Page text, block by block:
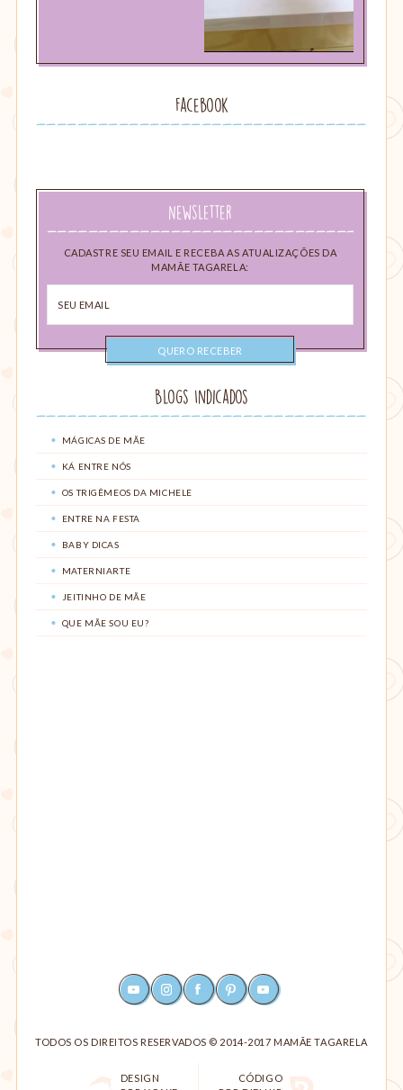
Facebook
Newsletter
CADASTRE SEU EMAIL E RECEBA AS ATUALIZAÇÕES DA
MAMÃE TAGARELA:
email
Blogs Indicados
MÁGICAS DE MÃE
KÁ ENTRE NÓS
OS TRIGÊMEOS DA MICHELE
ENTRE NA FESTA
BABY DICAS
MATERNIARTE
JEITINHO DE MÃE
QUE MÃE SOU EU?
YOUTUBEINSTAGRAMFACEBOOKPINTEREST
TODOS OS DIREITOS RESERVADOS © 2014-2017 MAMÃE TAGARELA
DESIGN
CÓDIGO